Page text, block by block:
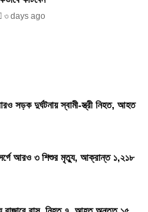
৩ days ago
সড়ক দুর্ঘটনায় স্বামী-স্ত্রী নিহত, আহত
আরও ৩ শিশুর মৃত্যু, আক্রান্ত ১,২১৮